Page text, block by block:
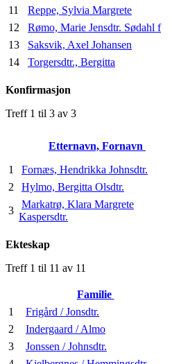
11
Reppe, Sylvia Margrete
12
Rømo, Marie Jensdtr. Sødahl f
13
Saksvik, Axel Johansen
14
Torgersdtr., Bergitta
Konfirmasjon
Treff 1 til 3 av 3
Etternavn, Fornavn
1
Fornæs, Hendrikka Johnsdtr.
2
Hylmo, Bergitta Olsdtr.
3
Markatrø, Klara Margrete
Kaspersdtr.
Ekteskap
Treff 1 til 11 av 11
Familie
1
Frigård / Jonsdtr.
2
Indergaard / Almo
3
Jonssen / Johnsdtr.